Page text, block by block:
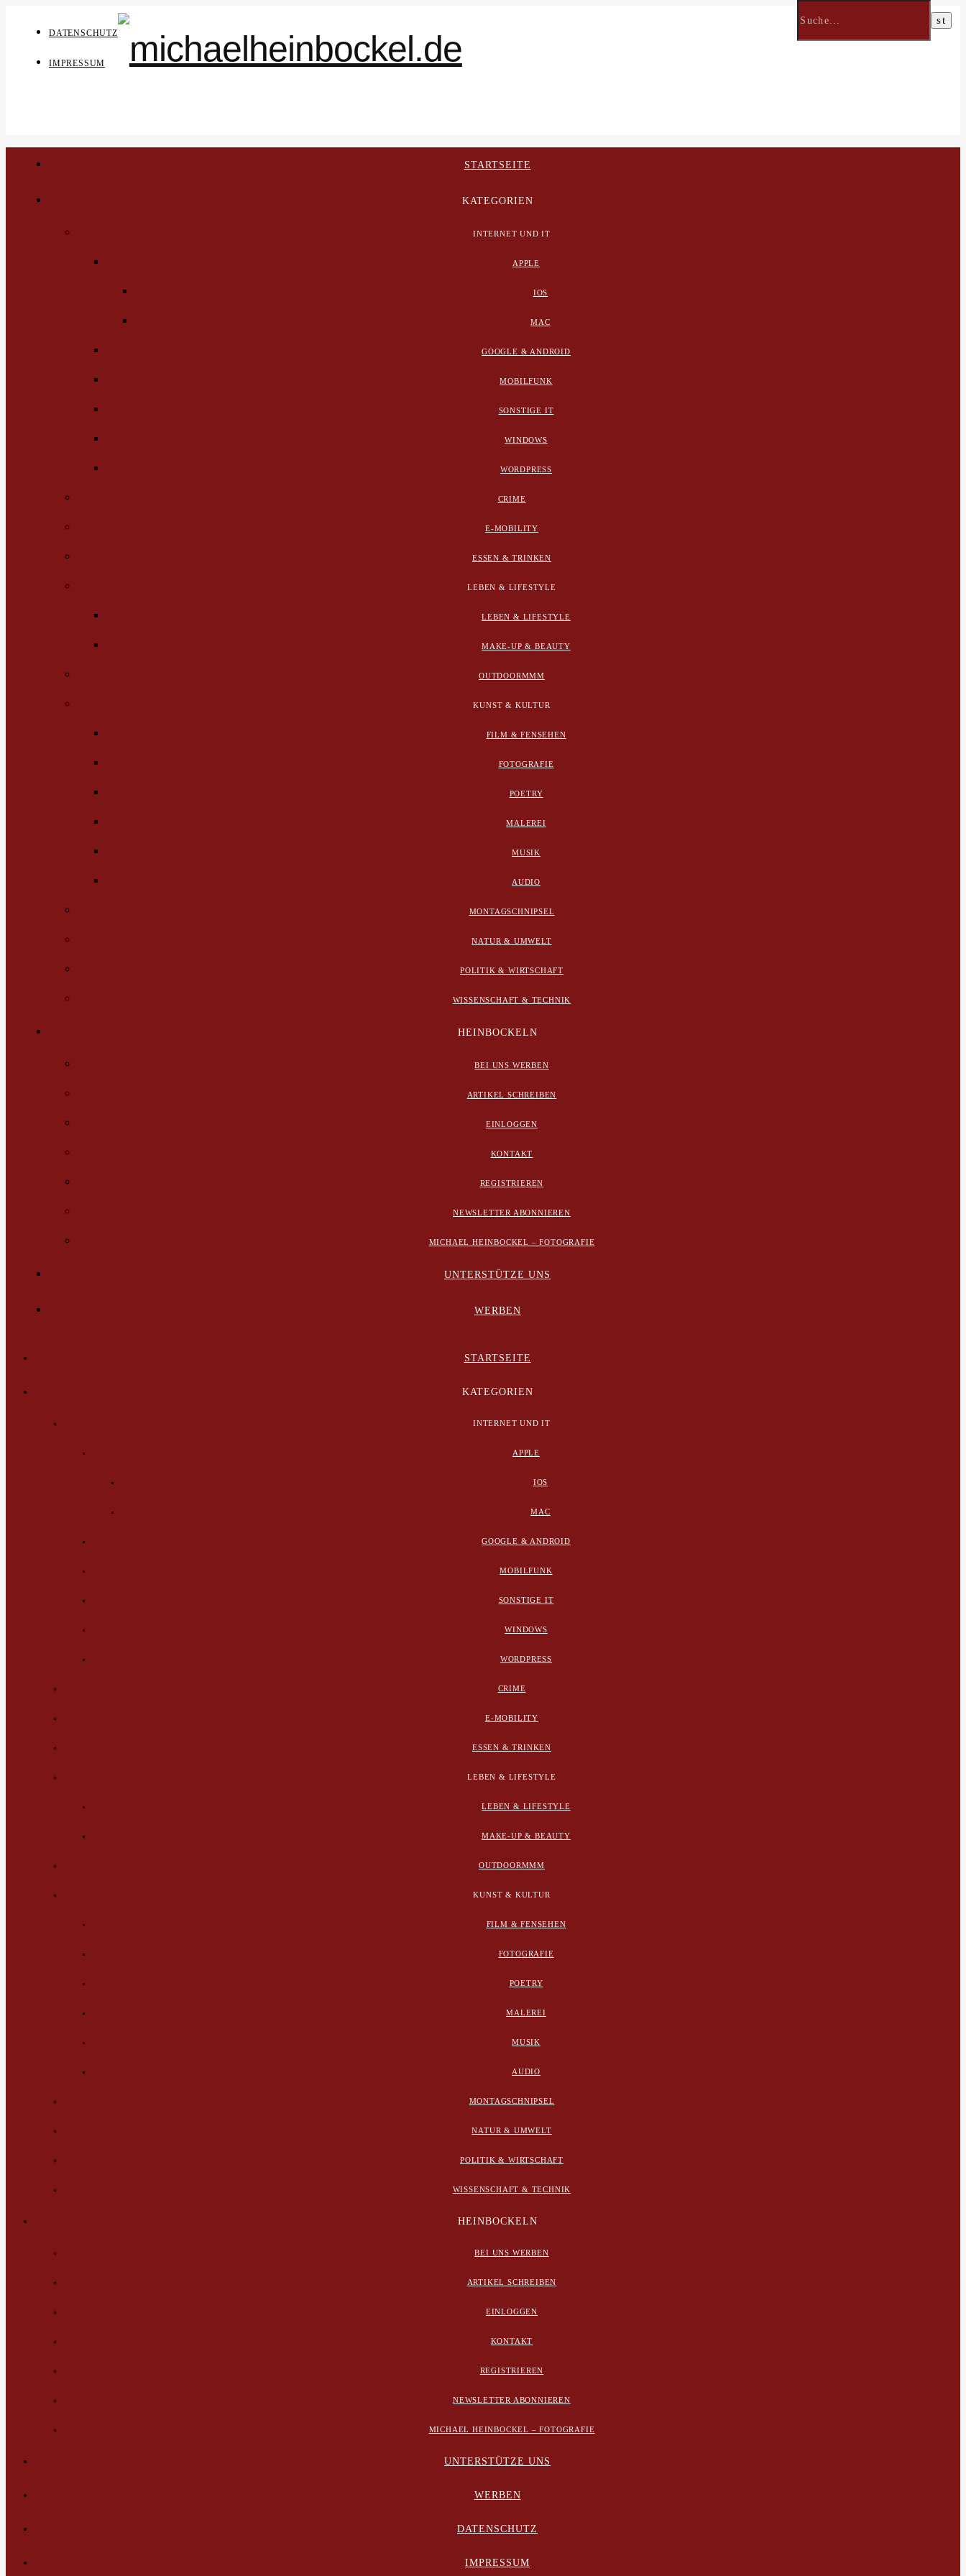
DATENSCHUTZ
IMPRESSUM
STARTSEITE
KATEGORIEN
INTERNET UND IT
APPLE
IOS
MAC
GOOGLE & ANDROID
MOBILFUNK
SONSTIGE IT
WINDOWS
WORDPRESS
CRIME
E-MOBILITY
ESSEN & TRINKEN
LEBEN & LIFESTYLE
LEBEN & LIFESTYLE
MAKE-UP & BEAUTY
OUTDOORMMM
KUNST & KULTUR
FILM & FENSEHEN
FOTOGRAFIE
POETRY
MALEREI
MUSIK
AUDIO
MONTAGSCHNIPSEL
NATUR & UMWELT
POLITIK & WIRTSCHAFT
WISSENSCHAFT & TECHNIK
HEINBOCKELN
BEI UNS WERBEN
ARTIKEL SCHREIBEN
EINLOGGEN
KONTAKT
REGISTRIEREN
NEWSLETTER ABONNIEREN
MICHAEL HEINBOCKEL – FOTOGRAFIE
UNTERSTÜTZE UNS
WERBEN
STARTSEITE
KATEGORIEN
INTERNET UND IT
APPLE
IOS
MAC
GOOGLE & ANDROID
MOBILFUNK
SONSTIGE IT
WINDOWS
WORDPRESS
CRIME
E-MOBILITY
ESSEN & TRINKEN
LEBEN & LIFESTYLE
LEBEN & LIFESTYLE
MAKE-UP & BEAUTY
OUTDOORMMM
KUNST & KULTUR
FILM & FENSEHEN
FOTOGRAFIE
POETRY
MALEREI
MUSIK
AUDIO
MONTAGSCHNIPSEL
NATUR & UMWELT
POLITIK & WIRTSCHAFT
WISSENSCHAFT & TECHNIK
HEINBOCKELN
BEI UNS WERBEN
ARTIKEL SCHREIBEN
EINLOGGEN
KONTAKT
REGISTRIEREN
NEWSLETTER ABONNIEREN
MICHAEL HEINBOCKEL – FOTOGRAFIE
UNTERSTÜTZE UNS
WERBEN
DATENSCHUTZ
IMPRESSUM